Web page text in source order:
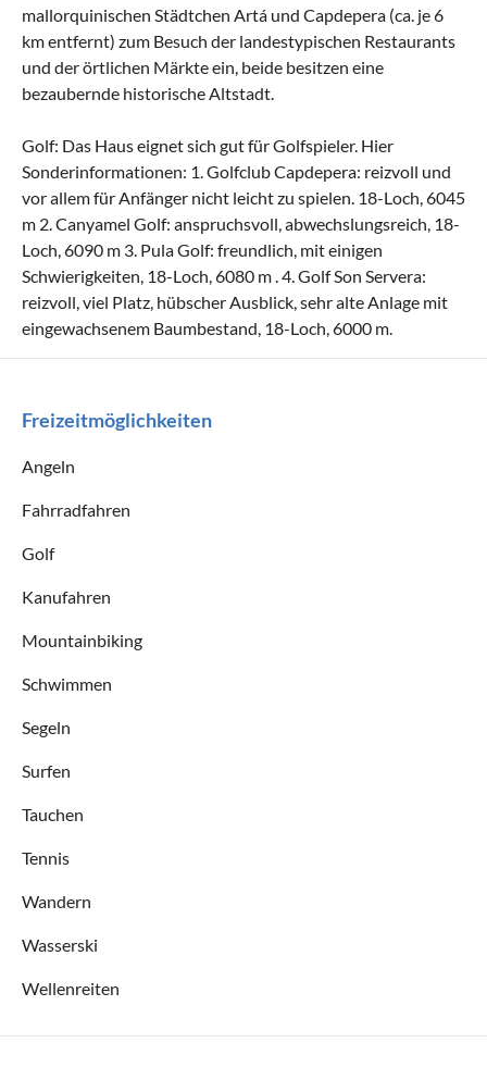
mallorquinischen Städtchen Artá und Capdepera (ca. je 6
km entfernt) zum Besuch der landestypischen Restaurants
und der örtlichen Märkte ein, beide besitzen eine
bezaubernde historische Altstadt.
Golf: Das Haus eignet sich gut für Golfspieler. Hier
Sonderinformationen: 1. Golfclub Capdepera: reizvoll und
vor allem für Anfänger nicht leicht zu spielen. 18-Loch, 6045
m 2. Canyamel Golf: anspruchsvoll, abwechslungsreich, 18-
Loch, 6090 m 3. Pula Golf: freundlich, mit einigen
Schwierigkeiten, 18-Loch, 6080 m . 4. Golf Son Servera:
reizvoll, viel Platz, hübscher Ausblick, sehr alte Anlage mit
eingewachsenem Baumbestand, 18-Loch, 6000 m.
Freizeitmöglichkeiten
Angeln
Fahrradfahren
Golf
Kanufahren
Mountainbiking
Schwimmen
Segeln
Surfen
Tauchen
Tennis
Wandern
Wasserski
Wellenreiten